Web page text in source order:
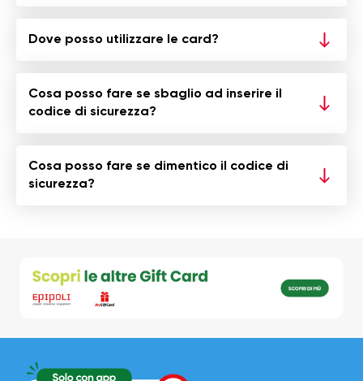
Dove posso utilizzare le card?
Cosa posso fare se sbaglio ad inserire il
codice di sicurezza?
Cosa posso fare se dimentico il codice di
sicurezza?